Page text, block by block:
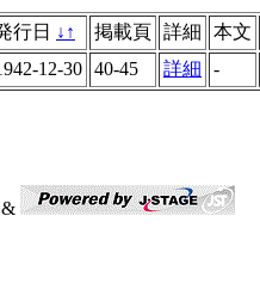
行日 ↓ ↑ 掲載頁 詳細 本文
12-30 40-45 詳細 -
&